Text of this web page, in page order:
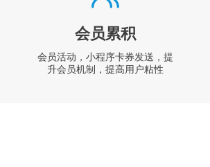
会员累积
会员活动，小程序卡券发送，提
升会员机制，提高用户粘性